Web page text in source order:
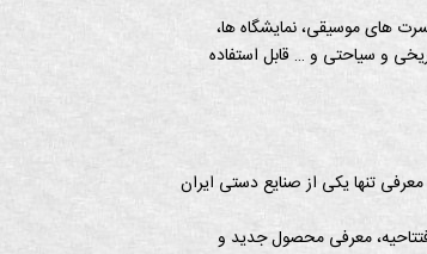
های موسیقی، نمایشگاه ها،
و سیاحتی و … قابل استفاده
تنها یکی از صنایع دستی ایران
معرفی محصول جدید و